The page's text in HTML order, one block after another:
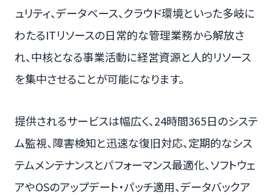
ュリティ、データベース、クラウド環境といった多岐に
わたるITリソースの日常的な管理業務から解放さ
れ、中核となる事業活動に経営資源と人的リソース
を集中させることが可能になります。
提供されるサービスは幅広く、24時間365日のシステ
ム監視、障害検知と迅速な復旧対応、定期的なシス
テムメンテナンスとパフォーマンス最適化、ソフトウェ
アやOSのアップデート・パッチ適用、データバックア